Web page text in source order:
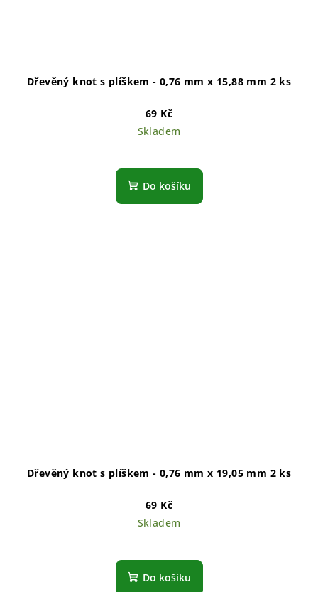
Dřevěný knot s plíškem - 0,76 mm x 15,88 mm 2 ks
69 Kč
Skladem
Do košíku
Dřevěný knot s plíškem - 0,76 mm x 19,05 mm 2 ks
69 Kč
Skladem
Do košíku